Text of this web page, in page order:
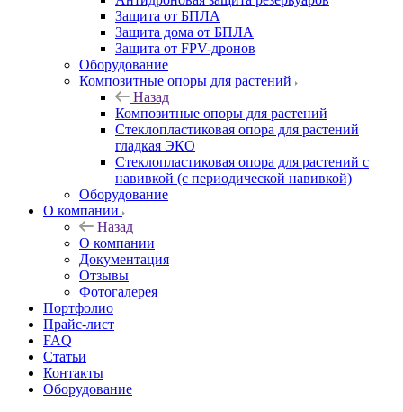
Защита от БПЛА
Защита дома от БПЛА
Защита от FPV-дронов
Оборудование
Композитные опоры для растений
Назад
Композитные опоры для растений
Стеклопластиковая опора для растений
гладкая ЭКО
Стеклопластиковая опора для растений с
навивкой (с периодической навивкой)
Оборудование
О компании
Назад
О компании
Документация
Отзывы
Фотогалерея
Портфолио
Прайс-лист
FAQ
Статьи
Контакты
Оборудование